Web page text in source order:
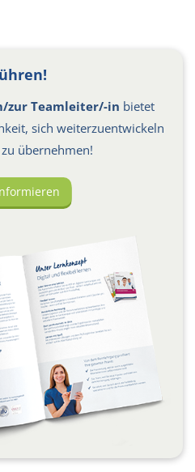
zur Teamleiter/-in bietet
sich weiterzuentwickeln
übernehmen!